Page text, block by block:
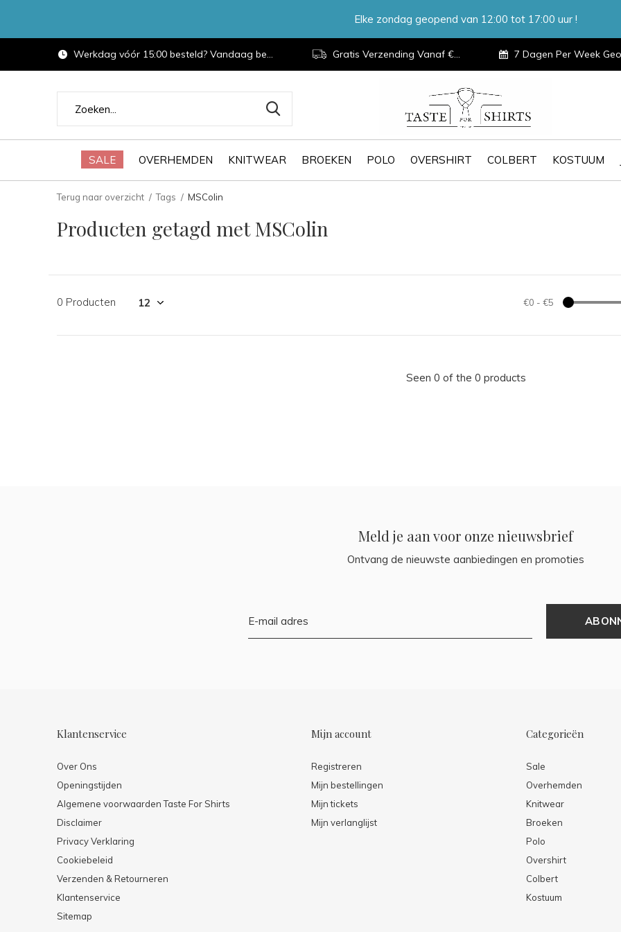
SALE OVERHEMDEN KNITWEAR BROEKEN POLO OVERSHIRT COLBERT KOSTUUM
Werkdag vóór 15:00 besteld? Vandaag bezorgd. Gratis Verzending Vanaf €100,- 7 Dagen Per Week Geopend
Elke zondag geopend van 12:00 tot 17:00 uur !
Terug naar overzicht Tags MSColin
Producten getagd met MSColin
0 Producten €0 - €5
Seen 0 of the 0 products
Meld je aan voor onze nieuwsbrief
Ontvang de nieuwste aanbiedingen en promoties
Klantenservice
Over Ons
Openingstijden
Algemene voorwaarden Taste For Shirts
Disclaimer
Privacy Verklaring
Cookiebeleid
Verzenden & Retourneren
Klantenservice
Sitemap
Mijn account
Registreren
Mijn bestellingen
Mijn tickets
Mijn verlanglijst
Categorieën
Sale
Overhemden
Knitwear
Broeken
Polo
Overshirt
Colbert
Kostuum